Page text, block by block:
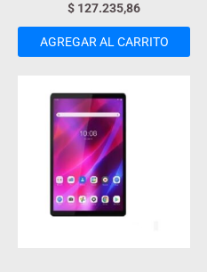
$ 127.235,86
AGREGAR AL CARRITO